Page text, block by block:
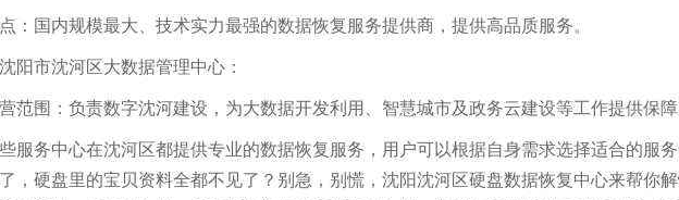
：国内规模最大、技术实力最强的数据恢复服务提供商，提供高品质服务。
阳市沈河区大数据管理中心：
范围：负责数字沈河建设，为大数据开发利用、智慧城市及政务云建设等工作提供保障
服务中心在沈河区都提供专业的数据恢复服务，用户可以根据自身需求选择适合的服
，硬盘里的宝贝资料全都不见了？别急，别慌，沈阳沈河区硬盘数据恢复中心来帮你